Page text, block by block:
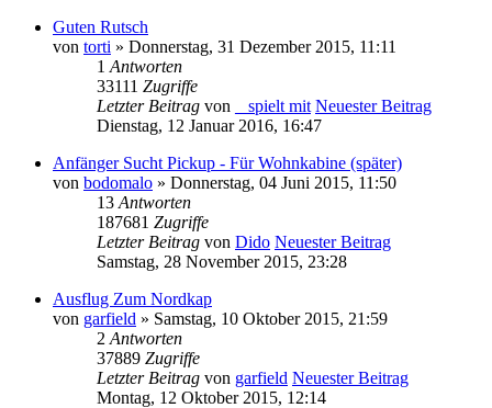
Guten Rutsch
von torti » Donnerstag, 31 Dezember 2015, 11:11
1 Antworten
33111 Zugriffe
Letzter Beitrag von _ spielt mit Neuester Beitrag
Dienstag, 12 Januar 2016, 16:47
Anfänger Sucht Pickup - Für Wohnkabine (später)
von bodomalo » Donnerstag, 04 Juni 2015, 11:50
13 Antworten
187681 Zugriffe
Letzter Beitrag von Dido Neuester Beitrag
Samstag, 28 November 2015, 23:28
Ausflug Zum Nordkap
von garfield » Samstag, 10 Oktober 2015, 21:59
2 Antworten
37889 Zugriffe
Letzter Beitrag von garfield Neuester Beitrag
Montag, 12 Oktober 2015, 12:14